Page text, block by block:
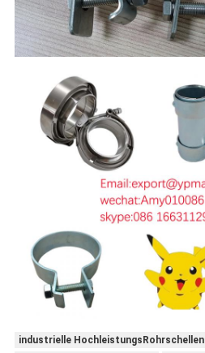
industrielle HochleistungsRohrschellen